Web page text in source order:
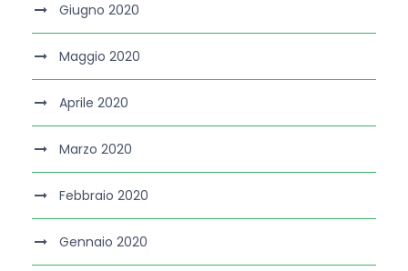
Giugno 2020
Maggio 2020
Aprile 2020
Marzo 2020
Febbraio 2020
Gennaio 2020